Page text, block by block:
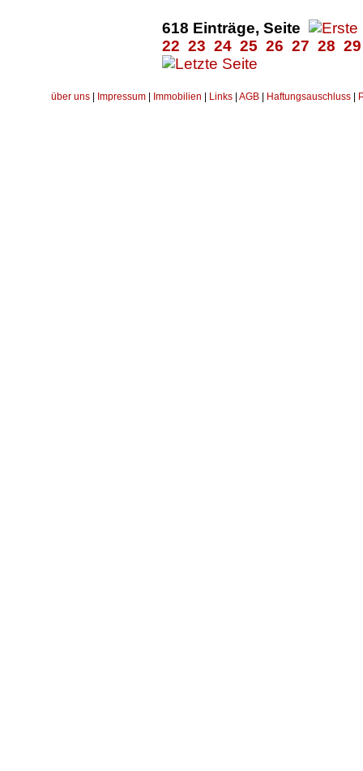
618 Einträge, Seite
22 23 24 25 26 27 28 29
über uns Impressum Immobilien Links AGB Haftungsauschluss